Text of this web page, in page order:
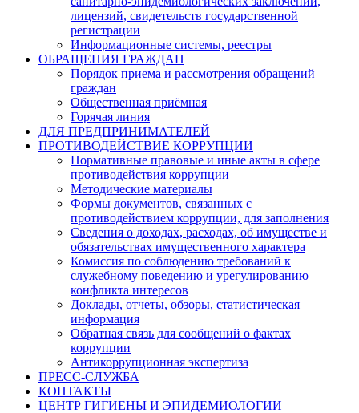
лицензий, свидетельств государственной
регистрации
Информационные системы, реестры
ОБРАЩЕНИЯ ГРАЖДАН
Порядок приема и рассмотрения обращений
граждан
Общественная приёмная
Горячая линия
ДЛЯ ПРЕДПРИНИМАТЕЛЕЙ
ПРОТИВОДЕЙСТВИЕ КОРРУПЦИИ
Нормативные правовые и иные акты в сфере
противодействия коррупции
Методические материалы
Формы документов, связанных с
противодействием коррупции, для заполнения
Сведения о доходах, расходах, об имуществе и
обязательствах имущественного характера
Комиссия по соблюдению требований к
служебному поведению и урегулированию
конфликта интересов
Доклады, отчеты, обзоры, статистическая
информация
Обратная связь для сообщений о фактах
коррупции
Антикоррупционная экспертиза
ПРЕСС-СЛУЖБА
КОНТАКТЫ
ЦЕНТР ГИГИЕНЫ И ЭПИДЕМИОЛОГИИ